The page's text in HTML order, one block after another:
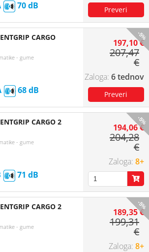
70
-5%
CARGO
- gume
68
197,10 €
207,47
€
6 tednov
-5%
CARGO 2
- gume
71
194,06 €
204,28
€
8+
-5%
CARGO 2
- gume
189,35 €
199,31
€
8+